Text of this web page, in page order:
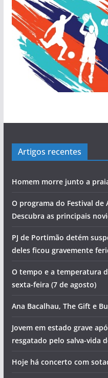
Artigos recentes
Homem morre junto a
O programa do Festival de
Descubra as principais
PJ de Portimão detém
deles ficou gravemente
O tempo e a temperatura
sexta-feira (7 de agosto)
Ana Bacalhau, The Gift e
Jovem em estado grave
resgatado pelo salva-vida
Hoje há concerto com